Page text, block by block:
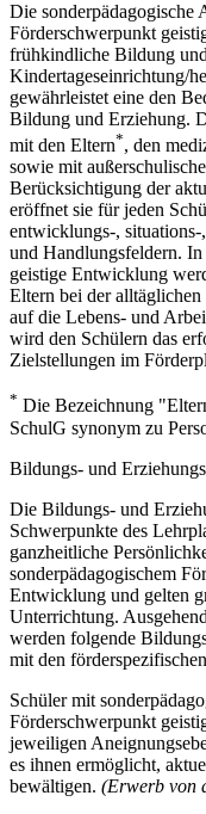
Die sonderpädagogische
Förderschwerpunkt
frühkindliche Bildung
Kindertageseinrichtung/
gewährleistet eine den
Bildung und Erziehung.
mit den Eltern*, den
sowie mit
Berücksichtigung der
eröffnet sie für jeden
entwicklungs-, situations-
und Handlungsfeldern.
geistige Entwicklung
Eltern bei der
auf die Lebens- und
wird den Schülern das
Zielstellungen im
* Die Bezeichnung
SchulG synonym zu
Bildungs- und
Die Bildungs- und
Schwerpunkte des
ganzheitliche
sonderpädagogischem
Entwicklung und gelten
Unterrichtung.
werden folgende
mit den
Schüler mit
Förderschwerpunkt
jeweiligen
es ihnen ermöglicht,
bewältigen. (Erwerb von